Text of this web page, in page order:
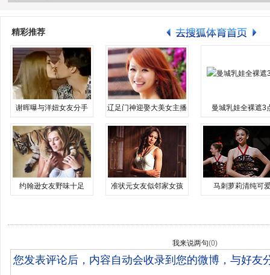
精彩推荐
谢晖曝与洋妞女友分手 辽足门神迎娶大美女主播 曼城乳娃全裸遮3
约翰逊女友野味十足 准状元女友似邻家女孩 马刺萝莉清纯可
我来说两句(0)